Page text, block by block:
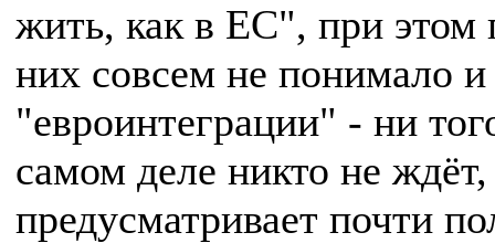
жить, как в ЕС", при этом
них совсем не понимало
"евроинтеграции" - ни
самом деле никто не
предусматривает почти